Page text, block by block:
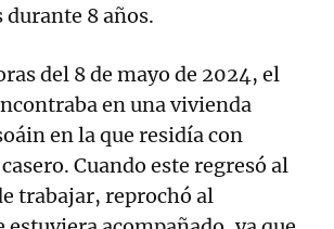
8 años.
del 8 de mayo de 2024, el
en una vivienda
en la que residía con
Cuando este regresó al
trabajar, reprochó al